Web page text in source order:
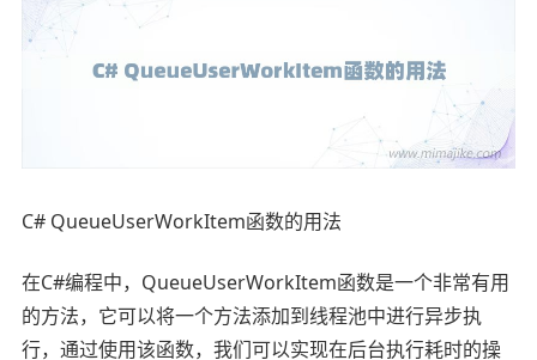
C# QueueUserWorkItem函数的用法
在C#编程中，QueueUserWorkItem函数是一个非常有用
的方法，它可以将一个方法添加到线程池中进行异步执
行，通过使用该函数，我们可以实现在后台执行耗时的操